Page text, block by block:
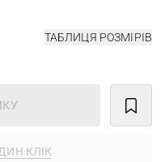
ТАБЛИЦЯ РОЗМІРІВ
КЛІК